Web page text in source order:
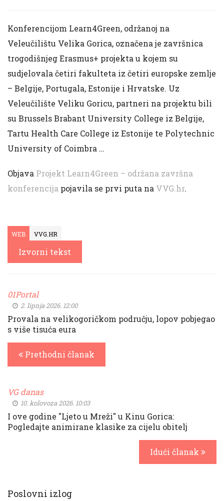
Konferencijom Learn4Green, održanoj na
Veleučilištu Velika Gorica, označena je završnica
trogodišnjeg Erasmus+ projekta u kojem su
sudjelovala četiri fakulteta iz četiri europske zemlje
– Belgije, Portugala, Estonije i Hrvatske. Uz
Veleučilište Veliku Goricu, partneri na projektu bili
su Brussels Brabant University College iz Belgije,
Tartu Health Care College iz Estonije te Polytechnic
University of Coimbra …
Objava Projekt Learn4Green – održana završna
konferencija pojavila se prvi puta na VVG.hr.
WEB VVG.HR
Izvorni tekst
01Portal
2. lipnja 2026. 12:00
Provala na velikogoričkom području, lopov pobjegao
s više tisuća eura
Prethodni članak
VG danas
10. kolovoza 2026. 10:03
I ove godine "Ljeto u Mreži" u Kinu Gorica:
Pogledajte animirane klasike za cijelu obitelj
Idući članak
Poslovni izlog